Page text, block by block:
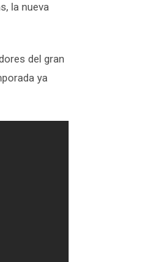
la nueva
del gran
ya